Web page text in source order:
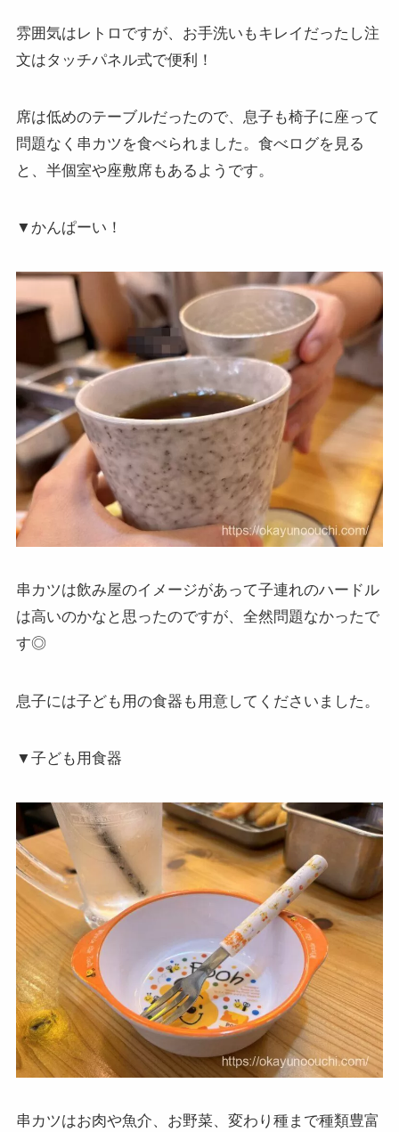
雰囲気はレトロですが、お手洗いもキレイだったし注
文はタッチパネル式で便利！
席は低めのテーブルだったので、息子も椅子に座って
問題なく串カツを食べられました。食べログを見る
と、半個室や座敷席もあるようです。
▼かんぱーい！
串カツは飲み屋のイメージがあって子連れのハードル
は高いのかなと思ったのですが、全然問題なかったで
す◎
息子には子ども用の食器も用意してくださいました。
▼子ども用食器
串カツはお肉や魚介、お野菜、変わり種まで種類豊富